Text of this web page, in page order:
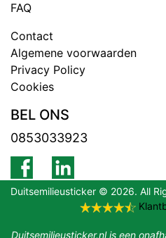
FAQ
Contact
Algemene voorwaarden
Privacy Policy
Cookies
BEL ONS
0853033923
Duitsemilieusticker © 2026. All
Duitsemilieusticker.nl is een